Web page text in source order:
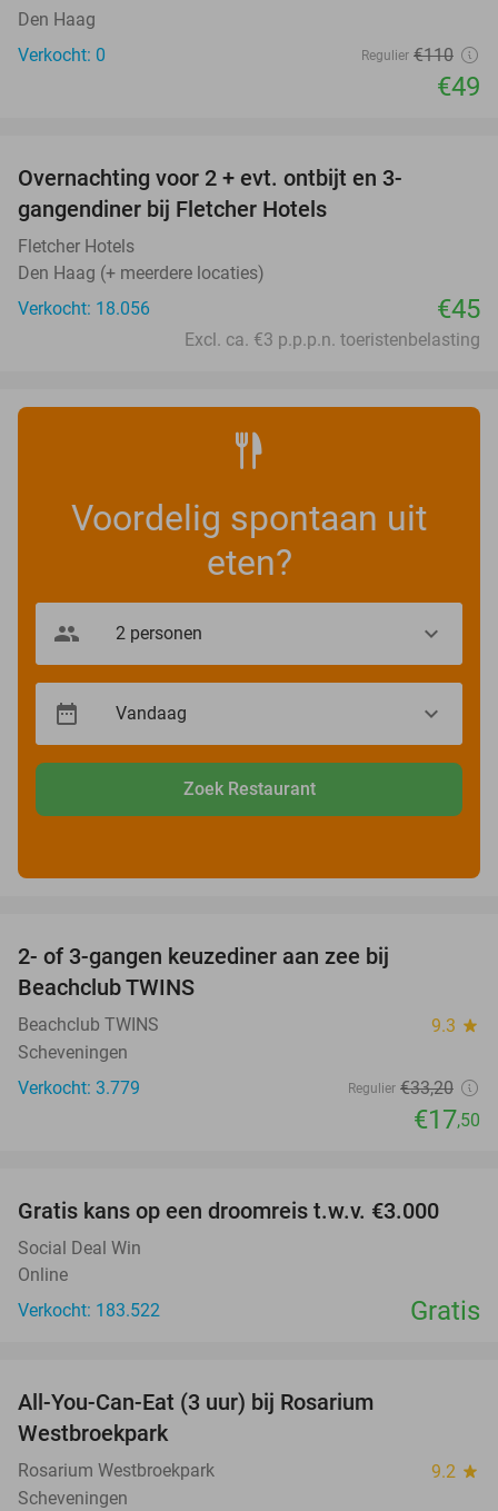
Den Haag
Verkocht: 0
Regulier €110
€49
Overnachting voor 2 + evt. ontbijt en 3-
gangendiner bij Fletcher Hotels
Fletcher Hotels
Den Haag (+ meerdere locaties)
Verkocht: 18.056
€45
Excl. ca. €3 p.p.p.n. toeristenbelasting
Voordelig spontaan uit
eten?
Zoek Restaurant
2- of 3-gangen keuzediner aan zee bij
Beachclub TWINS
Beachclub TWINS 9.3 star
Scheveningen
Verkocht: 3.779
Regulier €33,20
€17,50
Gratis kans op een droomreis t.w.v. €3.000
Social Deal Win
Online
Verkocht: 183.522
Gratis
All-You-Can-Eat (3 uur) bij Rosarium
Westbroekpark
Rosarium Westbroekpark 9.2 star
Scheveningen